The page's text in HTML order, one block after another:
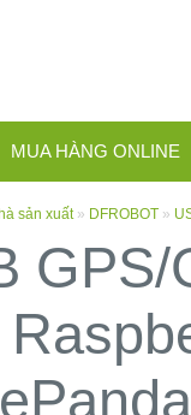
MUA HÀNG ONLINE
sản xuất» DFROBOT »